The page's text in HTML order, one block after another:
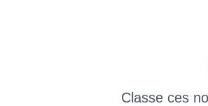
Classe ces